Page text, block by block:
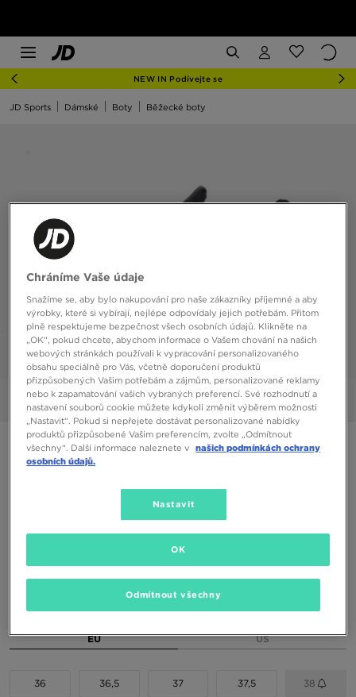
NEW IN Podívejte se
JD Sports Dámské Boty Běžecké boty
Obrázky 360°
ON CLOUDSWIFT 4 AD
(Nejnižší cena za posledních 30 dní)
(Původní cena)
Vyberte velikost
EU US
36 36,5 37 37,5 38
Chráníme Vaše údaje
Snažíme se, aby bylo nakupování pro naše zákazníky příjemné a aby
výrobky, které si vybírají, nejlépe odpovídaly jejich potřebám. Přitom
plně respektujeme bezpečnost všech osobních údajů. Klikněte na
„OK“, pokud chcete, abychom informace o Vašem chování na našich
webových stránkách používali k vypracování personalizovaného
obsahu speciálně pro Vás, včetně doporučení produktů
přizpůsobených Vašim potřebám a zájmům, personalizované reklamy
nebo k zapamatování vašich vybraných preferencí. Své rozhodnutí a
nastavení souborů cookie můžete kdykoli změnit výběrem možnosti
„Nastavit“. Pokud si nepřejete dostávat personalizované nabídky
produktů přizpůsobené Vašim preferencím, zvolte „Odmítnout
všechny“. Další informace naleznete v našich podmínkách ochrany
osobních údajů.
Nastavit
Odmítnout všechny
OK